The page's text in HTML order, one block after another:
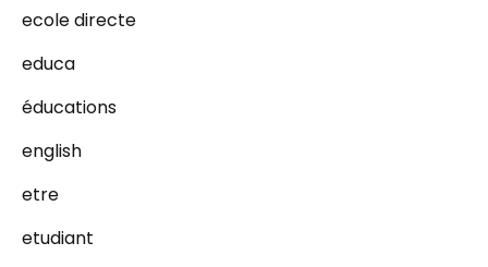
ecole directe
educa
éducations
english
etre
etudiant